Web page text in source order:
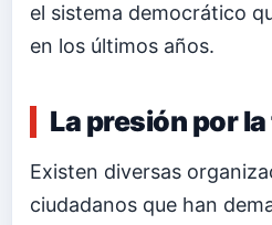
el sistema democrático
en los últimos años.
La presión por
Existen diversas
ciudadanos que han